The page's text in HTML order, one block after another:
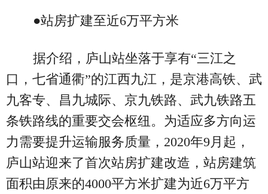
●站房扩建至近6万平方米
据介绍，庐山站坐落于享有“三江之
口，七省通衢”的江西九江，是京港高铁、武
九客专、昌九城际、京九铁路、武九铁路五
条铁路线的重要交会枢纽。为适应多方向运
力需要提升运输服务质量，2020年9月起，
庐山站迎来了首次站房扩建改造，站房建筑
面积由原来的4000平方米扩建为近6万平方